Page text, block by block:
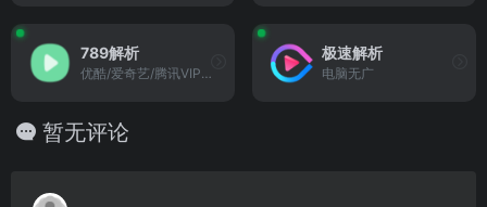
789解析
优酷/爱奇艺/腾讯VIP视频解析在线播放
极速解析
电脑无广
暂无评论